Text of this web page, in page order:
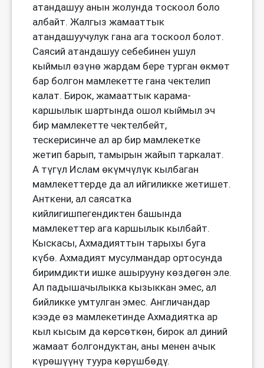
атандашуу анын жолунда тоскоол боло
албайт. Жалгыз жамааттык
атандашуучулук гана ага тоскоол болот.
Саясий атандашуу себебинен ушул
кыймыл өзүнө жардам бере турган өкмөт
бар болгон мамлекетте гана чектелип
калат. Бирок, жамааттык карама-
каршылык шартында ошол кыймыл эч
бир мамлекетте чектелбейт,
тескерисинче ал ар бир мамлекетке
жетип барып, тамырын жайып таркалат.
А түгүл Ислам өкүмчүлүк кылбаган
мамлекеттерде да ал ийгиликке жетишет.
Анткени, ал саясатка
кийлигишпегендиктен башында
мамлекеттер ага каршылык кылбайт.
Кыскасы, Ахмадияттын тарыхы буга
күбө. Ахмадият мусулмандар ортосунда
биримдикти ишке ашырууну көздөгөн эле.
Ал падышачылыкка кызыккан эмес, ал
бийликке умтулган эмес. Англичандар
кээде өз мамлекетинде Ахмадиятка ар
кыл кысым да көрсөткөн, бирок ал диний
жамаат болгондуктан, аны менен ачык
күрөшүүнү туура көрүшбөдү.